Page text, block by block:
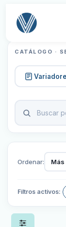
CATÁLOGO ·
Ordenar:
Filtros activos: